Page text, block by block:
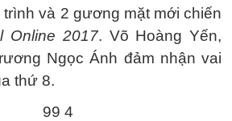
và 2 gương mặt mới chiến
Online 2017. Võ Hoàng Yến,
Ngọc Ánh đảm nhận vai
thứ 8.